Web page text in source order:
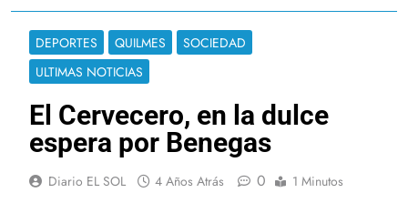
DEPORTES QUILMES
SOCIEDAD
ULTIMAS NOTICIAS
El Cervecero, en la dulce
espera por Benegas
Diario EL SOL 4 Años Atrás 0 1 Minutos